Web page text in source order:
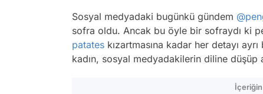
Sosyal medyadaki bugünkü gündem
sofra oldu. Ancak bu öyle bir sofraydı ki
patates kızartmasına kadar her detayı
kadın, sosyal medyadakilerin diline düşüp
İçeriğin